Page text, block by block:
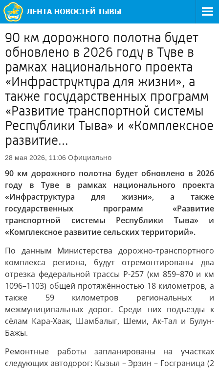
90 км дорожного полотна будет
обновлено в 2026 году в Туве в
рамках национального проекта
«Инфраструктура для жизни», а
также государственных программ
«Развитие транспортной системы
Республики Тыва» и «Комплексное
развитие...
28 мая 2026, 11:06 Официально
90 км дорожного полотна будет обновлено в 2026
году в Туве в рамках национального проекта
«Инфраструктура для жизни», а также
государственных программ «Развитие
транспортной системы Республики Тыва» и
«Комплексное развитие сельских территорий».
По данным Министерства дорожно-транспортного
комплекса региона, будут отремонтированы два
отрезка федеральной трассы Р-257 (км 859–870 и км
1096–1103) общей протяжённостью 18 километров, а
также 59 километров региональных и
межмуниципальных дорог. Среди них подъезды к
сёлам Кара-Хаак, Шамбалыг, Шеми, Ак-Тал и Булун-
Бажы.
Ремонтные работы запланированы на участках
следующих автодорог: Кызыл – Эрзин – Госграница (2